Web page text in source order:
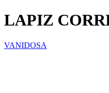
LAPIZ
VANIDOSA